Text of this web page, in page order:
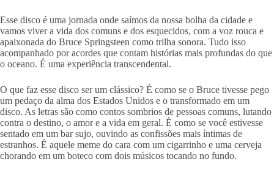
Esse disco é uma jornada onde saímos da nossa bolha da cidade e
vamos viver a vida dos comuns e dos esquecidos, com a voz rouca e
apaixonada do Bruce Springsteen como trilha sonora. Tudo isso
acompanhado por acordes que contam histórias mais profundas do que
o oceano. É uma experiência transcendental.
O que faz esse disco ser um clássico? É como se o Bruce tivesse pego
um pedaço da alma dos Estados Unidos e o transformado em um
disco. As letras são como contos sombrios de pessoas comuns, lutando
contra o destino, o amor e a vida em geral. É como se você estivesse
sentado em um bar sujo, ouvindo as confissões mais íntimas de
estranhos. É aquele meme do cara com um cigarrinho e uma cerveja
chorando em um boteco com dois músicos tocando no fundo.